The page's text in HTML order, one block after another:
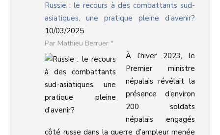
Russie : le recours à des combattants sud-
asiatiques, une pratique pleine d’avenir?
10/03/2025
Mathieu Berruer *
À l’hiver 2023, le
Premier ministre
népalais révélait la
présence d’environ
200 soldats
népalais engagés
côté russe dans la guerre d’ampleur menée